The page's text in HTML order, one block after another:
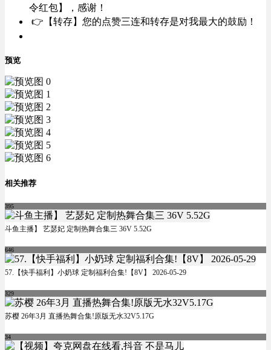
令红包】，感谢！
👉【转存】您的点赞三连和转存是对我最大的鼓励！
预览
相关推荐
395
斗鱼主播】 艺瑟妃 定制热舞合集三 36V 5.52G
646
57.【快手福利】小奶球 定制福利合集!【8V】 2026-05-29
329
苏樱 26年3月 直播热舞合集!原版无水32V5.17G
34